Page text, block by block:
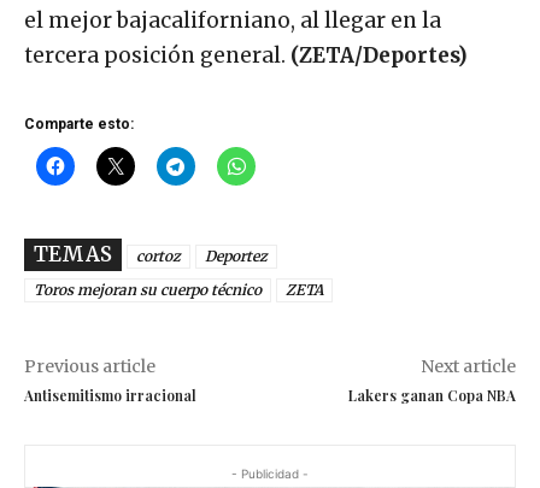
el mejor bajacaliforniano, al llegar en la
tercera posición general. (ZETA/Deportes)
Comparte esto:
TEMAS cortoz
Deportez
Toros mejoran su cuerpo técnico
ZETA
Previous article
Antisemitismo irracional
Next article
Lakers ganan Copa NBA
- Publicidad -